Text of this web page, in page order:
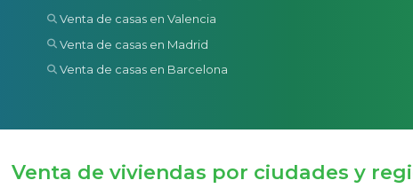
Venta de casas en Valencia
Venta de casas en Madrid
Venta de casas en Barcelona
Venta de viviendas por ciudades y